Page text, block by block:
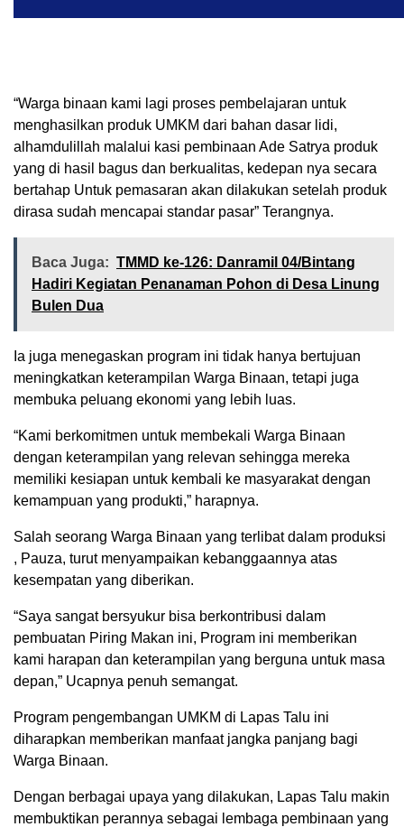
“Warga binaan kami lagi proses pembelajaran untuk
menghasilkan produk UMKM dari bahan dasar lidi,
alhamdulillah malalui kasi pembinaan Ade Satrya produk
yang di hasil bagus dan berkualitas, kedepan nya secara
bertahap Untuk pemasaran akan dilakukan setelah produk
dirasa sudah mencapai standar pasar” Terangnya.
Baca Juga: TMMD ke-126: Danramil 04/Bintang
Hadiri Kegiatan Penanaman Pohon di Desa Linung
Bulen Dua
Ia juga menegaskan program ini tidak hanya bertujuan
meningkatkan keterampilan Warga Binaan, tetapi juga
membuka peluang ekonomi yang lebih luas.
“Kami berkomitmen untuk membekali Warga Binaan
dengan keterampilan yang relevan sehingga mereka
memiliki kesiapan untuk kembali ke masyarakat dengan
kemampuan yang produkti,” harapnya.
Salah seorang Warga Binaan yang terlibat dalam produksi
, Pauza, turut menyampaikan kebanggaannya atas
kesempatan yang diberikan.
“Saya sangat bersyukur bisa berkontribusi dalam
pembuatan Piring Makan ini, Program ini memberikan
kami harapan dan keterampilan yang berguna untuk masa
depan,” Ucapnya penuh semangat.
Program pengembangan UMKM di Lapas Talu ini
diharapkan memberikan manfaat jangka panjang bagi
Warga Binaan.
Dengan berbagai upaya yang dilakukan, Lapas Talu makin
membuktikan perannya sebagai lembaga pembinaan yang